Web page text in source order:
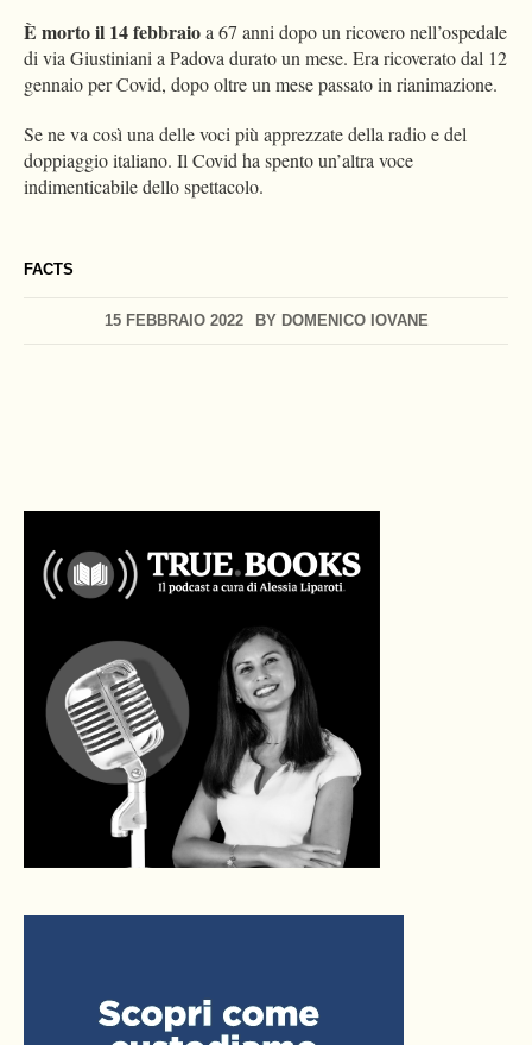
FACTS
15 FEBBRAIO 2022 BY DOMENICO IOVANE
È morto il 14 febbraioa 67 anni dopo un ricovero nell’ospedale
di via Giustiniani a Padova durato un mese. Era ricoverato dal 12
gennaio per Covid, dopo oltre un mese passato in rianimazione.
Se ne va così una delle voci più apprezzate della radio e del
doppiaggio italiano. Il Covid ha spento un’altra voce
indimenticabile dello spettacolo.